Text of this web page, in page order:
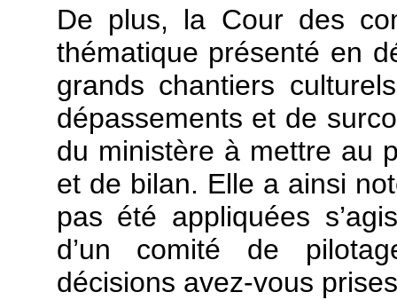
De plus, la Cour des
thématique présenté en
grands chantiers
dépassements et de
du ministère à mettre au
et de bilan. Elle a ainsi
pas été appliquées
d’un comité de
décisions avez-vous